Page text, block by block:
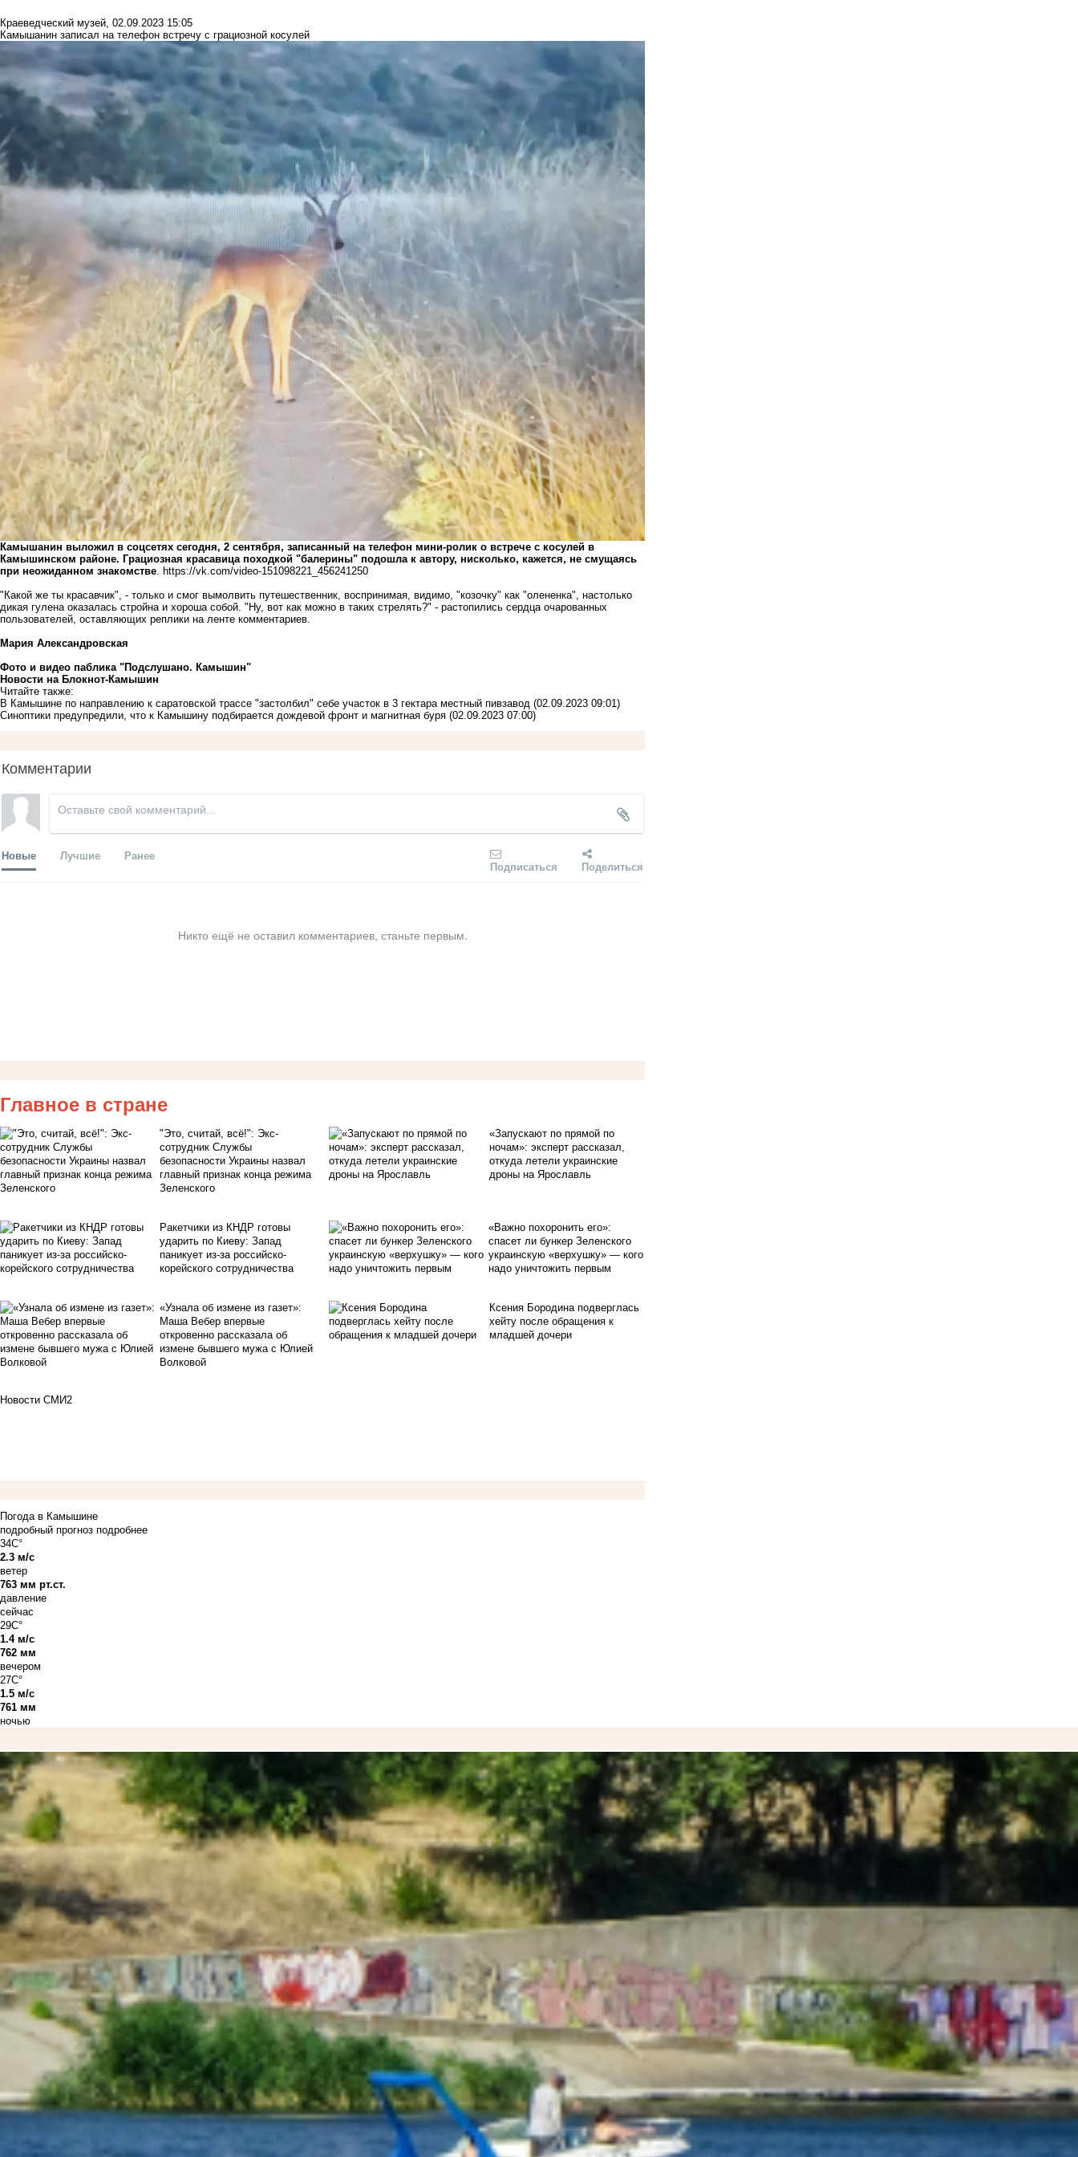
Краеведческий музей, 02.09.2023 15:05
Камышанин записал на телефон встречу с грациозной косулей
Камышанин выложил в соцсетях сегодня, 2 сентября, записанный на телефон мини-ролик о встрече с косулей в
Камышинском районе. Грациозная красавица походкой "балерины" подошла к автору, нисколько, кажется, не смущаясь
при неожиданном знакомстве
https://vk.com/video-151098221_456241250
"Какой же ты красавчик", - только и смог вымолвить путешественник, воспринимая, видимо, "козочку" как "олененка", настолько
дикая гулена оказалась стройна и хороша собой. "Ну, вот как можно в таких стрелять?" - растопились сердца очарованных
пользователей, оставляющих реплики на ленте комментариев.
Мария Александровская
Фото и видео паблика "Подслушано. Камышин"
Новости на Блoкнoт-Камышин
Читайте также:
В Камышине по направлению к саратовской трассе "застолбил" себе участок в 3 гектара местный пивзавод (02.09.2023 09:01)
Синоптики предупредили, что к Камышину подбирается дождевой фронт и магнитная буря (02.09.2023 07:00)
Комментарии
Новые Лучшие Ранее
Подписаться Поделиться
Никто ещё не оставил комментариев, станьте первым.
Главное в стране
"Это, считай, всё!": Экс-
сотрудник Службы
безопасности Украины назвал
главный признак конца режима
Зеленского
«Запускают по прямой по
ночам»: эксперт рассказал,
откуда летели украинские
дроны на Ярославль
Ракетчики из КНДР готовы
ударить по Киеву: Запад
паникует из-за российско-
корейского сотрудничества
«Важно похоронить его»:
спасет ли бункер Зеленского
украинскую «верхушку» — кого
надо уничтожить первым
«Узнала об измене из газет»:
Маша Вебер впервые
откровенно рассказала об
измене бывшего мужа с Юлией
Волковой
Ксения Бородина подверглась
хейту после обращения к
младшей дочери
Новости СМИ2
Погода в Камышине
подробный прогноз подробнее
34C°
2.3 м/с
ветер
763 мм рт.ст.
давление
сейчас
29C°
1.4 м/с
762 мм
вечером
27C°
1.5 м/с
761 мм
ночью